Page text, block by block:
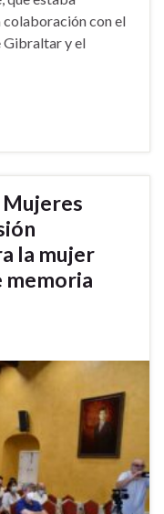
colaboración con el
Gibraltar y el
la mujer
memoria